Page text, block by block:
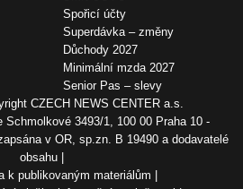
Spořicí účty
Superdávka – změny
Důchody 2027
Minimální mzda 2027
Senior Pas – slevy
CZECH NEWS CENTER a.s.
3493/1, 100 00 Praha 10 -
v OR, sp.zn. B 19490 a dodavatelé
obsahu
k publikovaným materiálům